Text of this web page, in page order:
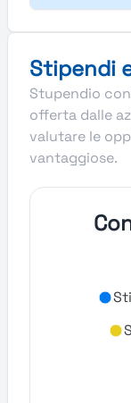
Stipendi
Stupendio
offerta dalle
valutare le
vantaggiose.